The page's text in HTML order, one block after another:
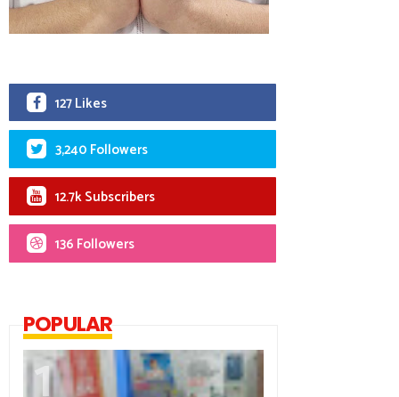
127 Likes
3,240 Followers
12.7k Subscribers
136 Followers
POPULAR